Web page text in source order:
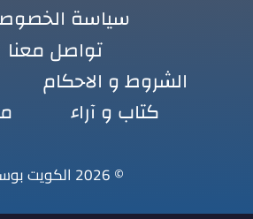
سياسة
تواصل معنا
الشروط و الاحكام
كتاب و آراء
© 2026 الكويت بوست